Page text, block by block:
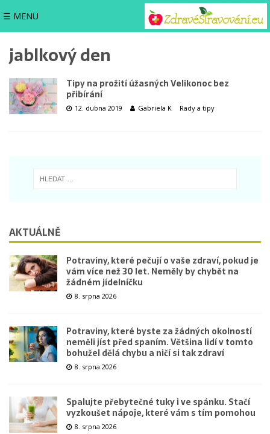
☰ MENU
jablkový den
Tipy na prožití úžasných Velikonoc bez
přibírání
12. dubna 2019 Gabriela K Rady a tipy
AKTUÁLNĚ
Potraviny, které pečují o vaše zdraví, pokud je
vám více než 30 let. Neměly by chybět na
žádném jídelníčku
8. srpna 2026
Potraviny, které byste za žádných okolností
neměli jíst před spaním. Většina lidí v tomto
bohužel dělá chybu a ničí si tak zdraví
8. srpna 2026
Spalujte přebytečné tuky i ve spánku. Stačí
vyzkoušet nápoje, které vám s tím pomohou
8. srpna 2026